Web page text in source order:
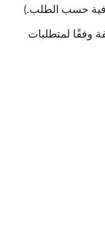
حسب الطلب.)
وفقًا لمتطلبات